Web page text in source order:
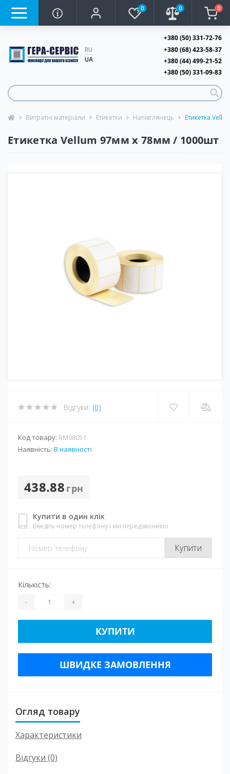
0 0 0
RU
UA
+380 (50) 331-72-76
+380 (68) 423-58-37
+380 (44) 499-21-52
+380 (50) 331-09-83
Витратні матеріали Етикетки Напівглянець Етикетка
Етикетка Vellum 97мм х 78мм / 1000шт
Відгуки: (0)
Код товару: RM08051
Наявність: В наявності
438.88 грн
Купити в один клік
Введіть номер телефону і ми передзвонимо
Купити
Кількість:
- +
КУПИТИ
ШВИДКЕ ЗАМОВЛЕННЯ
Огляд товару
Характеристики
Відгуки (0)